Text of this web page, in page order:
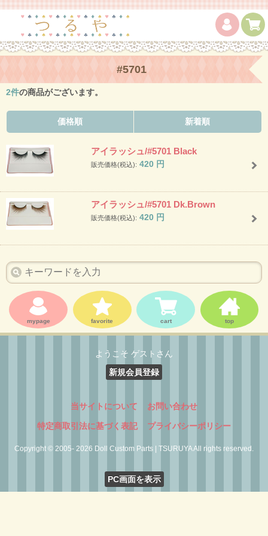
#5701
2件の商品がございます。
価格順 新着順
アイラッシュ/#5701 Black
販売価格(税込): 420 円
アイラッシュ/#5701 Dk.Brown
販売価格(税込): 420 円
mypage favorite cart top
ようこそ ゲストさん
新規会員登録
当サイトについて お問い合わせ
特定商取引法に基づく表記 プライバシーポリシー
Copyright © 2005- 2026 Doll Custom Parts | TSURUYA All rights reserved.
PC画面を表示